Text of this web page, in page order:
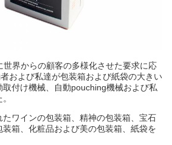
界からの顧客の多様化させた要求に応
および私達が包装箱および紙袋の大きい
付け機械、自動pouching機械および私
ワインの包装箱、精神の包装箱、宝石
箱、化粧品および美の包装箱、紙袋を